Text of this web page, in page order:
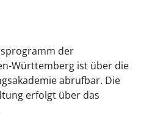
der
Württemberg ist über die
abrufbar. Die
erfolgt über das